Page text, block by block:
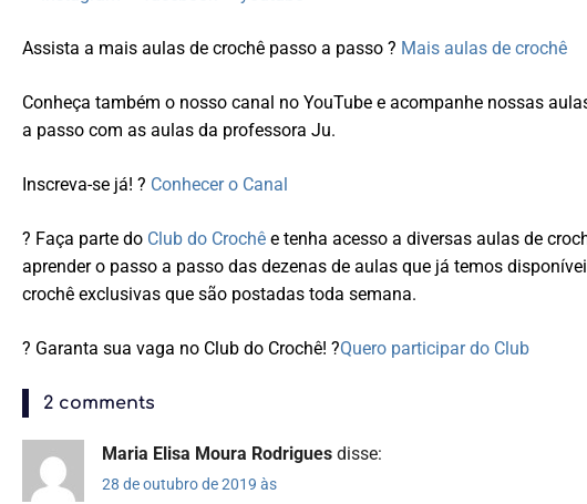
Assista a mais aulas de crochê passo a passo ? Mais aulas de crochê
Conheça também o nosso canal no YouTube e acompanhe nossas
a passo com as aulas da professora Ju.
Inscreva-se já! ? Conhecer o Canal
? Faça parte do Club do Crochê e tenha acesso a diversas aulas de
aprender o passo a passo das dezenas de aulas que já temos
crochê exclusivas que são postadas toda semana.
? Garanta sua vaga no Club do Crochê! ?Quero participar do Club
2 comments
Maria Elisa Moura Rodrigues disse:
28 de outubro de 2019 às